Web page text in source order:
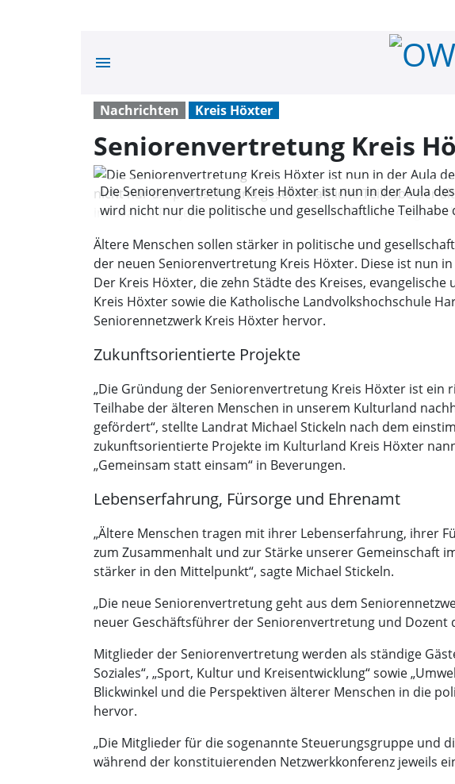
menu
Nachrichten Kreis Höxter
Seniorenvertretung Kreis
Die Seniorenvertretung Kreis Höxter ist nun in der Aula
wird nicht nur die politische und gesellschaftliche
Ältere Menschen sollen stärker in politische und
der neuen Seniorenvertretung Kreis Höxter. Diese ist nun
Der Kreis Höxter, die zehn Städte des Kreises,
Kreis Höxter sowie die Katholische Landvolkshochschule
Seniorennetzwerk Kreis Höxter hervor.
Zukunftsorientierte Projekte
„Die Gründung der Seniorenvertretung Kreis Höxter ist
Teilhabe der älteren Menschen in unserem Kulturland
gefördert“, stellte Landrat Michael Stickeln nach dem
zukunftsorientierte Projekte im Kulturland Kreis Höxter
„Gemeinsam statt einsam“ in Beverungen.
Lebenserfahrung, Fürsorge und Ehrenamt
„Ältere Menschen tragen mit ihrer Lebenserfahrung, ihrer
zum Zusammenhalt und zur Stärke unserer Gemeinschaft
stärker in den Mittelpunkt“, sagte Michael Stickeln.
„Die neue Seniorenvertretung geht aus dem
neuer Geschäftsführer der Seniorenvertretung und
Mitglieder der Seniorenvertretung werden als ständige
Soziales“, „Sport, Kultur und Kreisentwicklung“ sowie
Blickwinkel und die Perspektiven älterer Menschen in die
hervor.
„Die Mitglieder für die sogenannte Steuerungsgruppe und
während der konstituierenden Netzwerkkonferenz jeweils